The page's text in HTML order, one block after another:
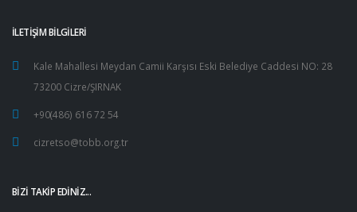
İLETIŞIM BILGILERI
Kale Mahallesi Meydan Camii Karşısı Eski Belediye Caddesi NO: 28
73200 Cizre/ŞIRNAK
+90(486) 616 72 54
cizretso@tobb.org.tr
BIZI TAKIP EDINIZ...